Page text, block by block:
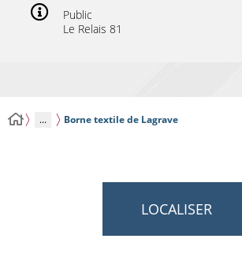
Public
Le Relais 81
... Borne textile de Lagrave
LOCALISER